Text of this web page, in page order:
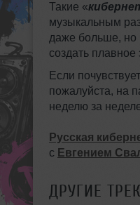
Такие «
музыкальным
даже больше, но
создать плавное
Если
пожалуйста, на
неделю за
Русская
с Евгением
ДРУГИЕ